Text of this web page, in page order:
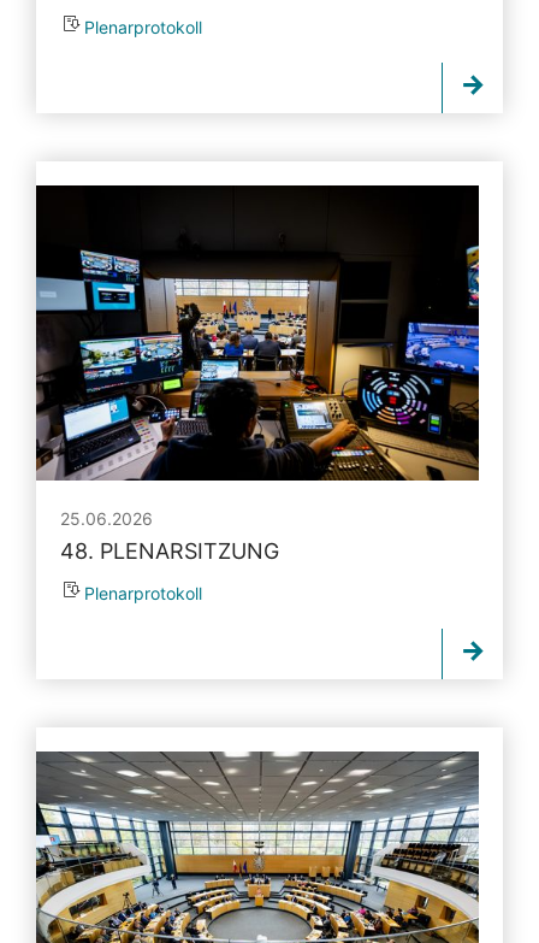
Plenarprotokoll
25.06.2026
48. PLENARSITZUNG
Plenarprotokoll